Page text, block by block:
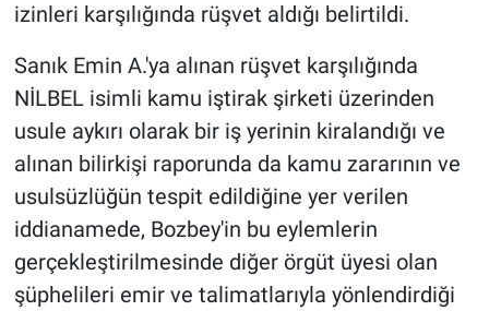
izinleri karşılığında rüşvet aldığı belirtildi.
Sanık Emin A.'ya alınan rüşvet karşılığında
NİLBEL isimli kamu iştirak şirketi üzerinden
usule aykırı olarak bir iş yerinin kiralandığı ve
alınan bilirkişi raporunda da kamu zararının ve
usulsüzlüğün tespit edildiğine yer verilen
iddianamede, Bozbey'in bu eylemlerin
gerçekleştirilmesinde diğer örgüt üyesi olan
şüphelileri emir ve talimatlarıyla yönlendirdiği